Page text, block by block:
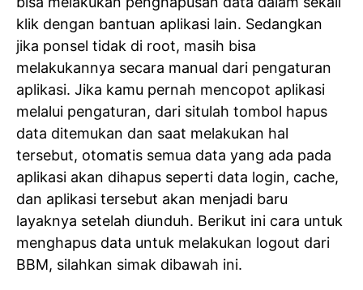
klik dengan bantuan aplikasi lain. Sedangkan
jika ponsel tidak di root, masih bisa
melakukannya secara manual dari pengaturan
aplikasi. Jika kamu pernah mencopot aplikasi
melalui pengaturan, dari situlah tombol hapus
data ditemukan dan saat melakukan hal
tersebut, otomatis semua data yang ada pada
aplikasi akan dihapus seperti data login, cache,
dan aplikasi tersebut akan menjadi baru
layaknya setelah diunduh. Berikut ini cara untuk
menghapus data untuk melakukan logout dari
BBM, silahkan simak dibawah ini.